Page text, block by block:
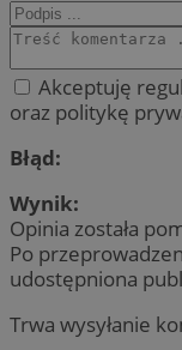
Akceptuję
oraz politykę
Błąd:
Wynik:
Opinia została
Po
udostępniona
Trwa wysyłanie